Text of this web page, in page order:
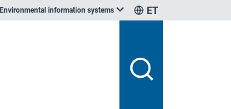
Environmental information systems ET